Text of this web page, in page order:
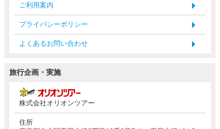
ご利用案内
プライバシーポリシー
よくあるお問い合わせ
旅行企画・実施
株式会社オリオンツアー
住所